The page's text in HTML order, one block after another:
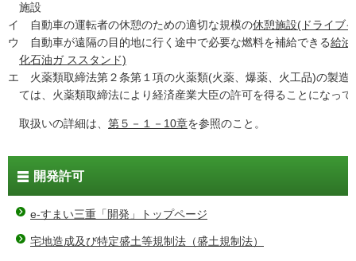
施設
イ
自動車の運転者の休憩のための適切な規模の休憩施設(ドライブ
ウ
自動車が遠隔の目的地に行く途中で必要な燃料を補給できる給油
化石油ガ ススタンド)
エ 火薬類取締法第２条第１項の火薬類(火薬、爆薬、火工品)の製造
ては、火薬類取締法により経済産業大臣の許可を得ることになって
取扱いの詳細は、 第５－１－10章を参照のこと。
開発許可
e-すまい三重「開発」トップページ
宅地造成及び特定盛土等規制法（盛土規制法）